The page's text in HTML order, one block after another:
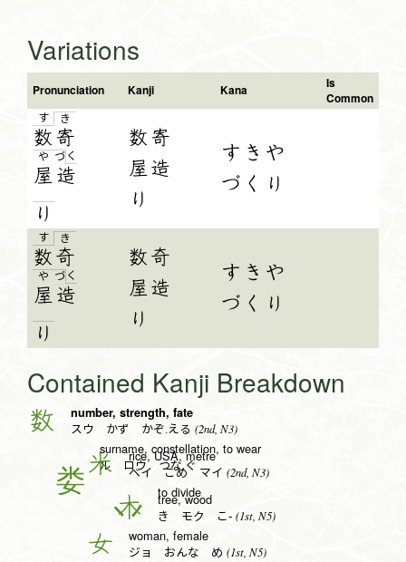
Variations
Pronunciation Kanji Kana
Is
Common
す
数
き
寄
や
屋
づ く
造
り
数寄
屋造
り
すきや
づくり
す
数
き
奇
や
屋
づ く
造
り
数奇
屋造
り
すきや
づくり
Contained Kanji Breakdown
数 number, strength, fate
スウ かず かぞ.える (2nd, N3)
surname, constellation, to wear
ル ロウ つな.ぐ
米 rice, USA, metre
ベイ こめ マイ (2nd, N3)
to divide
木 tree, wood
き モク こ- (1st, N5)
女 woman, female
ジョ おんな め (1st, N5)